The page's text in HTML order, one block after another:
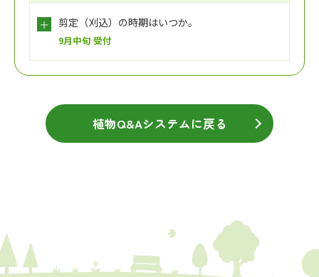
剪定（刈込）の時期はいつか。
9月中旬 受付
植物Q&Aシステムに戻る